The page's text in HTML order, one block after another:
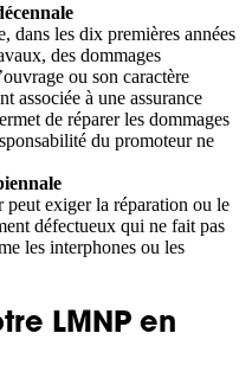
dans les dix premières années
des dommages
ou son caractère
associée à une assurance
de réparer les dommages
du promoteur ne
peut exiger la réparation ou le
défectueux qui ne fait pas
les interphones ou les
LMNP en